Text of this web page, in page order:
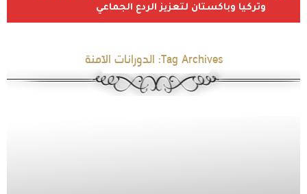
وتركيا وباكستان لتعزيز الردع الجماعي
Tag Archives: الدورانات الآمنة